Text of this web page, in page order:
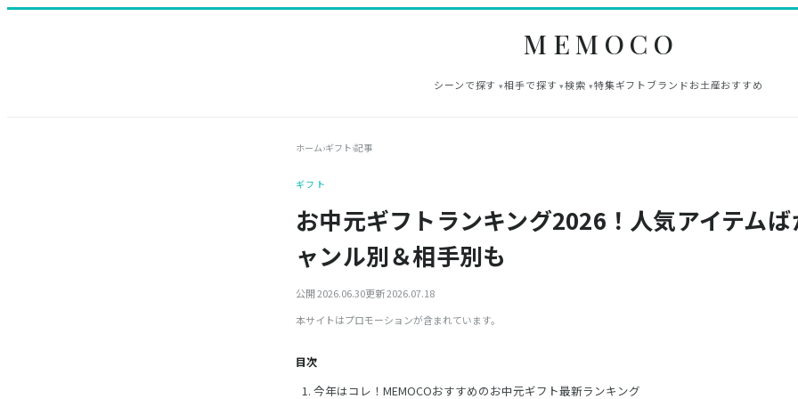
MEMOCO
シーンで探す 相手で探す 検索 特集ギフトブランドお土産おすすめ
ホーム›ギフト›記事
ギフト
お中元ギフトランキング2026！人気アイテム
ャンル別＆相手別も
公開 2026.06.30更新 2026.07.18
本サイトはプロモーションが含まれています。
目次
今年はコレ！MEMOCOおすすめのお中元ギフト最新ランキング